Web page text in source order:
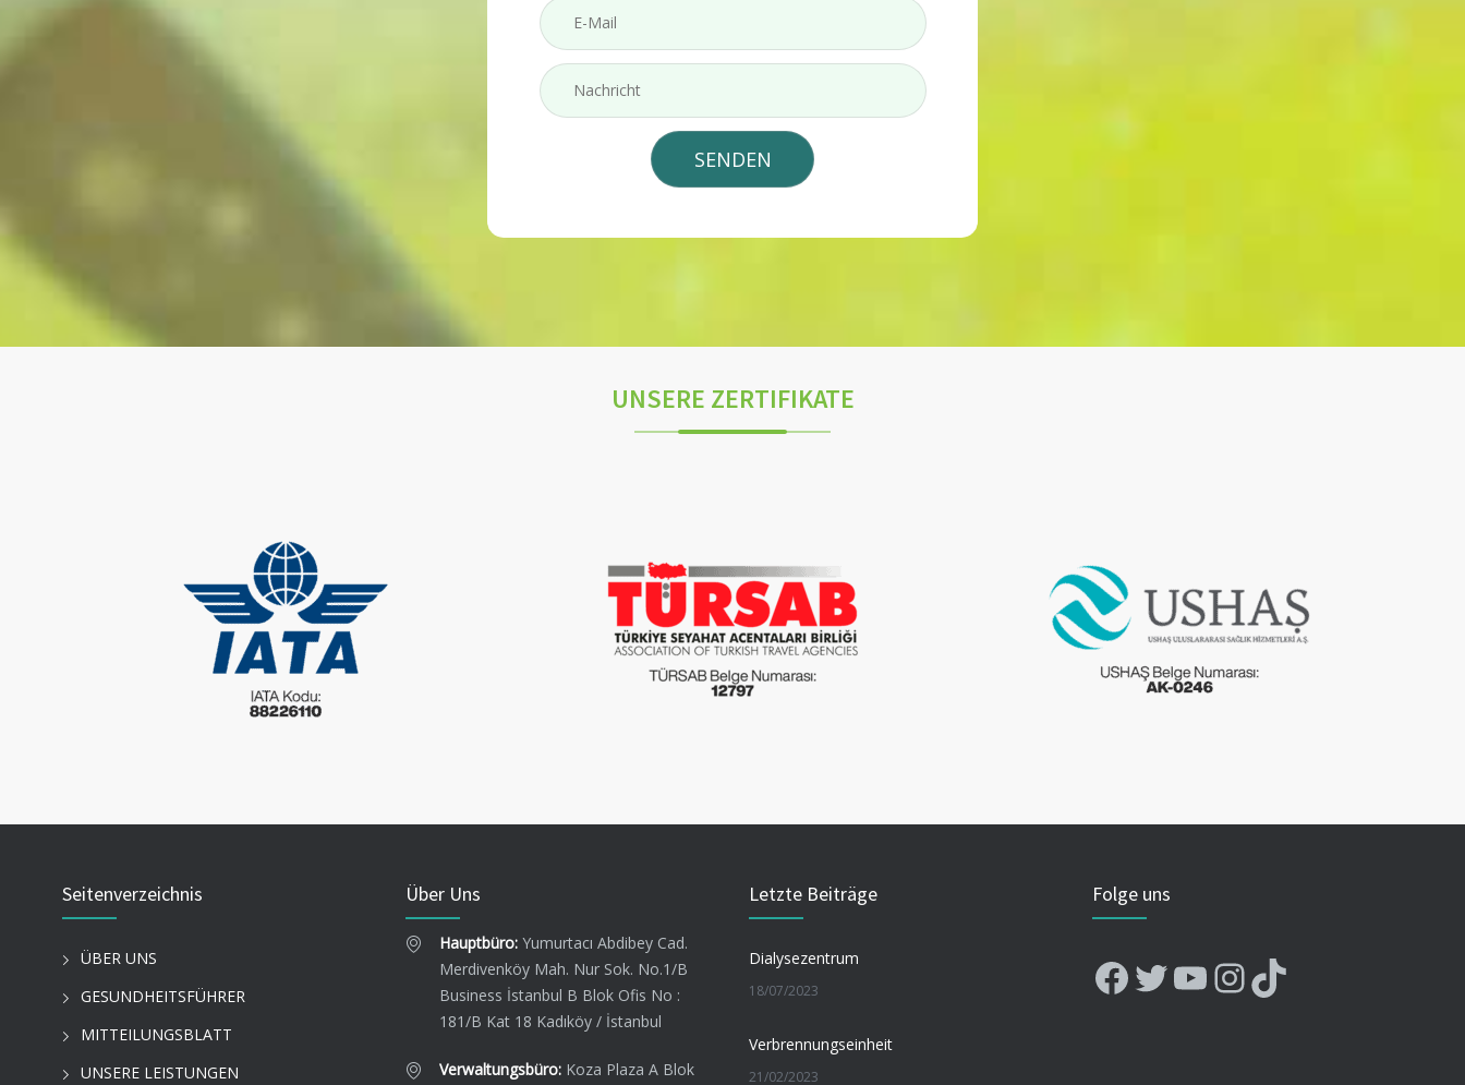
UNSERE ZERTIFIKATE
Seitenverzeichnis
ÜBER UNS
GESUNDHEITSFÜHRER
MITTEILUNGSBLATT
UNSERE LEISTUNGEN
Über Uns
Hauptbüro: Yumurtacı Abdibey Cad.
Merdivenköy Mah. Nur Sok. No.1/B
Business İstanbul B Blok Ofis No :
181/B Kat 18 Kadıköy / İstanbul
Verwaltungsbüro: Koza Plaza A Blok
Letzte Beiträge
Dialysezentrum
18/07/2023
Verbrennungseinheit
21/02/2023
Folge uns
Facebook
Twitter
YouTube
Instagram
TikTok